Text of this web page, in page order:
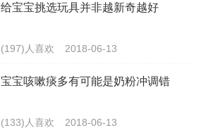
给宝宝挑选玩具并非越新奇越好
(197)人喜欢 2018-06-13
宝宝咳嗽痰多有可能是奶粉冲调错
(133)人喜欢 2018-06-13